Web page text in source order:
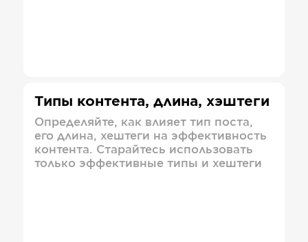
Типы контента, длина, хэштеги
Определяйте, как влияет тип поста,
его длина, хештеги на эффективность
контента. Старайтесь использовать
только эффективные типы и хештеги